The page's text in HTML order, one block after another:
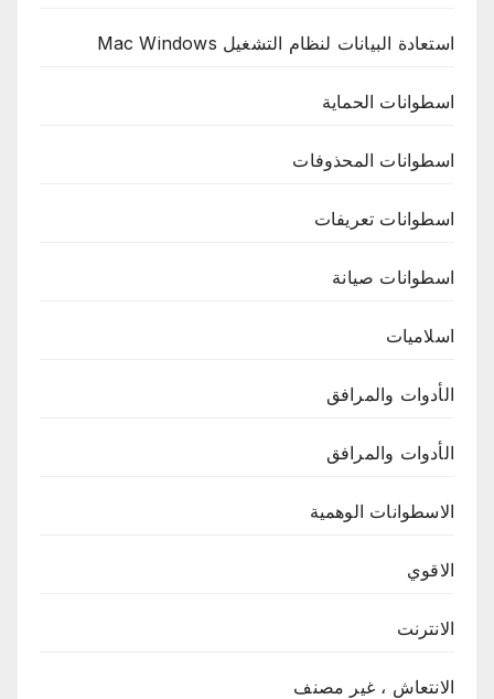
استعادة البيانات لنظام التشغيل Mac Windows
اسطوانات الحماية
اسطوانات المحذوفات
اسطوانات تعريفات
اسطوانات صيانة
اسلاميات
الأدوات والمرافق
الأدوات والمرافق
الاسطوانات الوهمية
الاقوي
الانترنت
الانتعاش ، غير مصنف